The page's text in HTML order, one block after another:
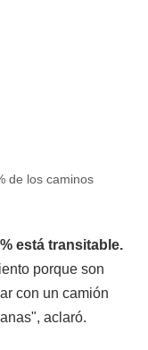
de los caminos
está transitable.
porque son
con un camión
aclaró.